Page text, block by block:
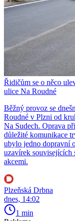
Řidičům se o něco
ulice Na Roudné
Běžný provoz se
Roudné v Plzni od
Na Sudech. Oprava
důležité komunikace
ubylo jedno dopravní
uzavírek souvisejících
akcemi.
Plzeňská Drbna
dnes, 14:02
1 min